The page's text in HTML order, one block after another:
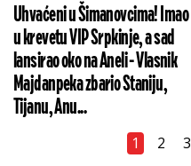
Uhvaćeni u Šimanovcima! Imao
u krevetu VIP Srpkinje, a sad
lansirao oko na Aneli - Vlasnik
Majdanpeka zbario Staniju,
Tijanu, Anu...
1 2 3